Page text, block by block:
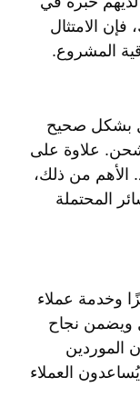
الامتثال
المشروع.
بشكل صحيح
علاوة على
الأهم من ذلك،
المحتملة
وخدمة عملاء
ويضمن نجاح
الموردين
العملاء